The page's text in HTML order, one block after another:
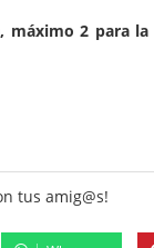
máximo 2 para
tus amig@s!